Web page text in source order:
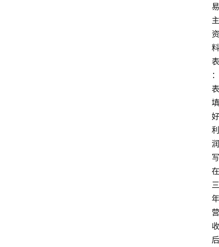
易
主
资
料
表
：
表
填
好
利
润
写
在
三
年
营
收
后